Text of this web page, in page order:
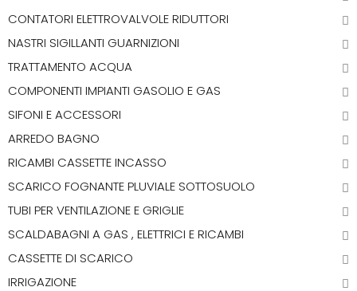
CONTATORI ELETTROVALVOLE RIDUTTORI
NASTRI SIGILLANTI GUARNIZIONI
TRATTAMENTO ACQUA
COMPONENTI IMPIANTI GASOLIO E GAS
SIFONI E ACCESSORI
ARREDO BAGNO
RICAMBI CASSETTE INCASSO
SCARICO FOGNANTE PLUVIALE SOTTOSUOLO
TUBI PER VENTILAZIONE E GRIGLIE
SCALDABAGNI A GAS , ELETTRICI E RICAMBI
CASSETTE DI SCARICO
IRRIGAZIONE